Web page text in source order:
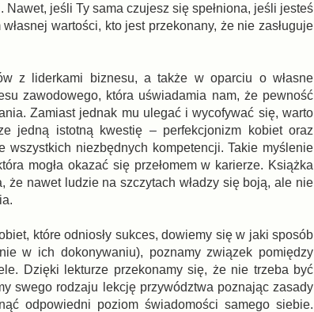
jeśli Ty sama czujesz się spełniona, jeśli jesteś
wartości, kto jest przekonany, że nie zasługuje
z liderkami biznesu, a także w oparciu o własne
zawodowego, która uświadamia nam, że pewność
Zamiast jednak mu ulegać i wycofywać się, warto
jedną istotną kwestię – perfekcjonizm kobiet oraz
niezbędnych kompetencji. Takie myślenie
mogła okazać się przełomem w karierze. Książka
że nawet ludzie na szczytach władzy się boją, ale nie
które odniosły sukces, dowiemy się w jaki sposób
w ich dokonywaniu), poznamy związek pomiędzy
Dzięki lekturze przekonamy się, że nie trzeba być
swego rodzaju lekcję przywództwa poznając zasady
odpowiedni poziom świadomości samego siebie.